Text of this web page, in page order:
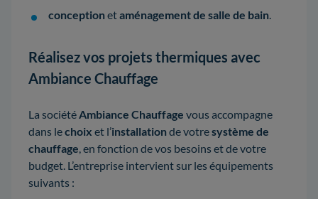
conceptionetaménagement de salle de bain.
Réalisez vos projets thermiques avec
Ambiance Chauffage
La sociétéAmbiance Chauffage vous accompagne
dans lechoix et l’installationde votresystème de
chauffage, en fonction de vos besoins et de votre
budget. L’entreprise intervient sur les équipements
suivants :